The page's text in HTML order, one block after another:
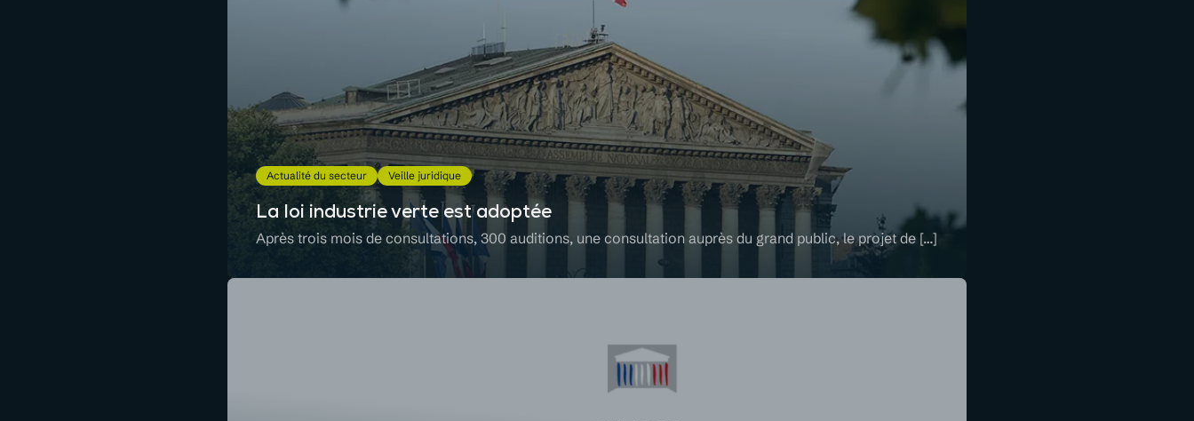
Actualité du secteur Veille juridique
La loi industrie verte est adoptée
Après trois mois de consultations, 300 auditions, une consultation auprès du grand public, le projet de […]